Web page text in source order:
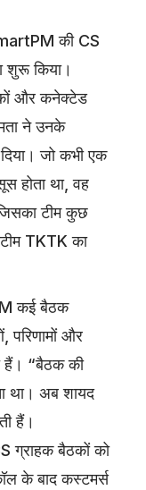
की CS
शुरू किया।
और कनेक्टेड
ने उनके
जो कभी एक
होता था, वह
टीम कुछ
TKTK का
कई बैठक
परिणामों और
हैं। “बैठक की
था। अब शायद
हैं।
ग्राहक बैठकों को
के बाद कस्टमर्स